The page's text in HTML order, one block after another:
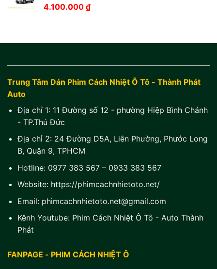
4.100.000 ₫
Trung Tâm Dán Phim Cách Nhiệt Ô Tô - Thành Phát
Auto
Địa chỉ 1: 11 Đường số 12 - phường Hiệp Bình Chánh
- TP.Thủ Đức
Địa chỉ 2: 24 Đường D5A, Liên Phường, Phước Long
B, Quận 9, TPHCM
Hotline: 0977 383 567– 0933 383 567
Website: https://phimcachnhietoto.net/
Email: phimcachnhietoto.net@gmail.com
Kênh Youtube: Phim Cách Nhiệt Ô Tô - Auto Thành
Phát
FANPAGE - PHIM CÁCH NHIỆT Ô